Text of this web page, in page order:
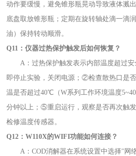
动作要缓慢，避免锥形瓶晃动导致液体溅
底盘取放锥形瓶；定期在旋转轴处滴一滴
油）保持转动顺滑。
Q11：仪器过热保护触发后如何恢复？
A：过热保护触发表示内部温度超过
即停止实验，关闭电源；②检查散热口是
温是否超过40℃（W系列工作环境温度
分钟以上；⑤重启运行，观察是否再次触
检修温度传感器。
Q12：W110X的WIFI功能如何连接？
A：COD消解器在系统设置中选择"网